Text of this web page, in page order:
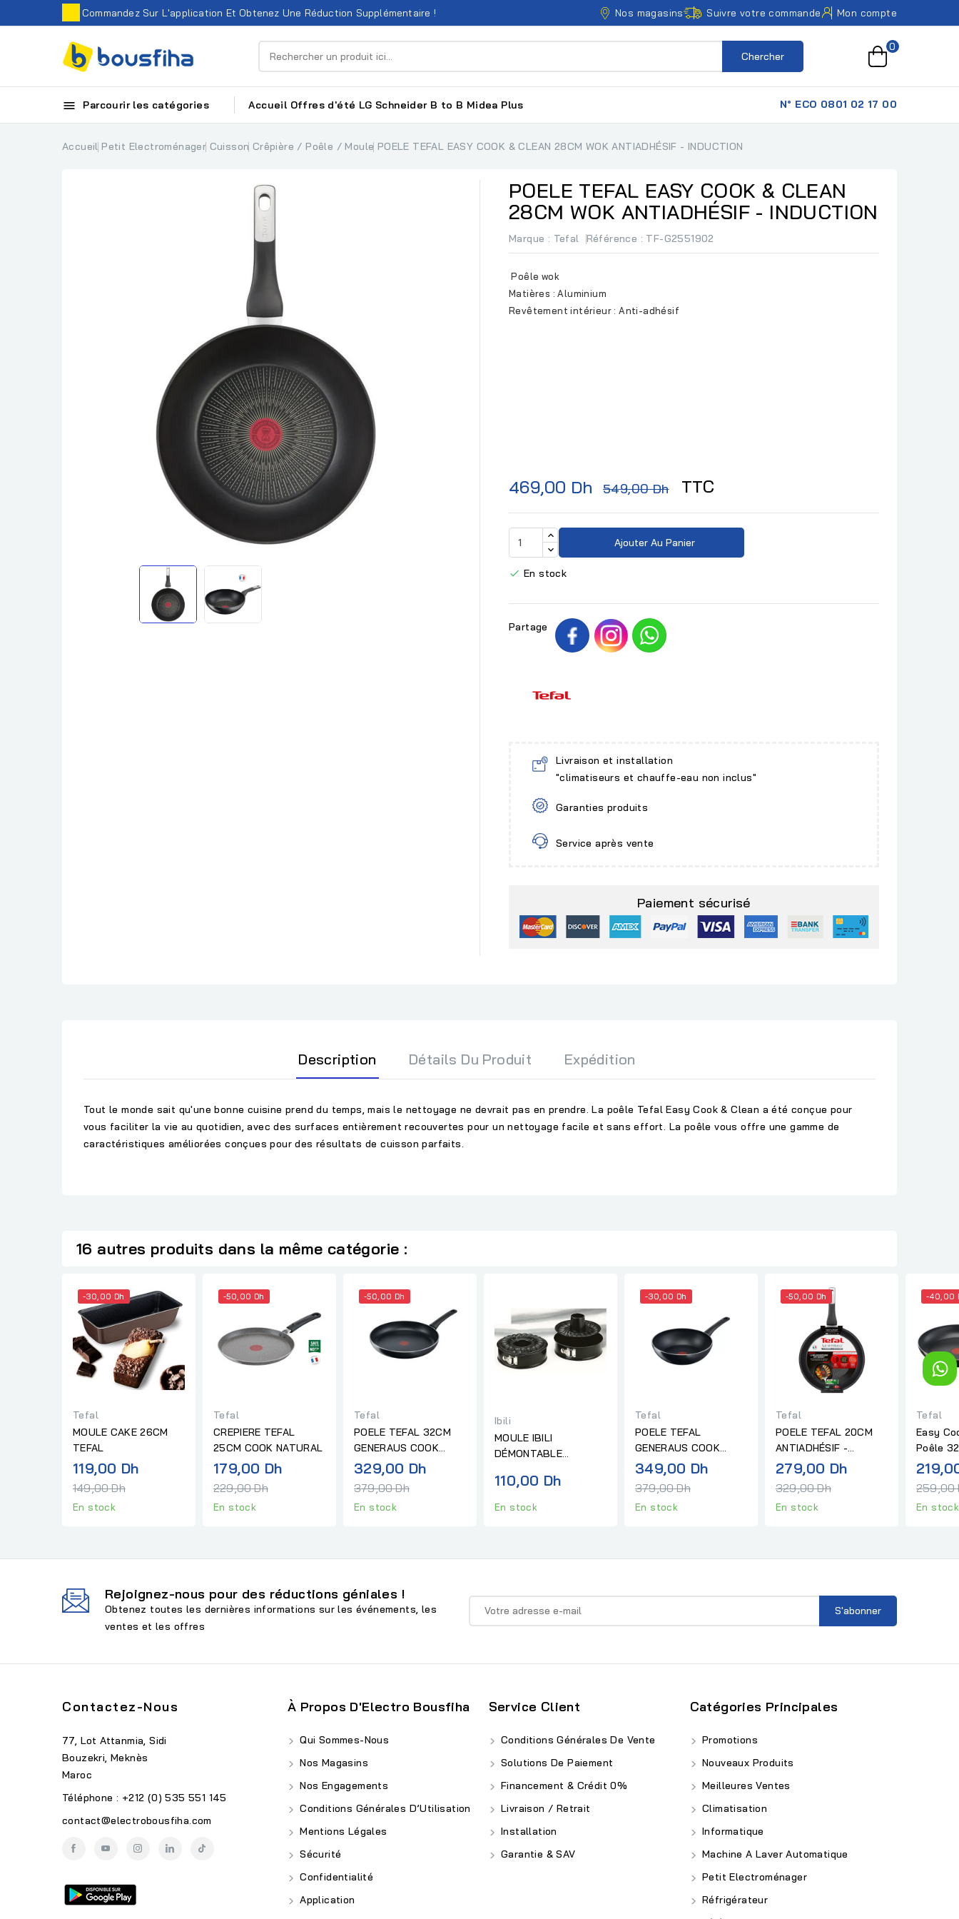
Commandez Sur L'application Et Obtenez Une Réduction Supplémentaire ! Nos magasins Suivre votre commande Mon compte
Chercher
0
 Parcourir les catégories Accueil Offres d'été LG Schneider B to B Midea Plus N° ECO 0801 02 17 00
Accueil Petit Electroménager Cuisson Crêpière / Poêle / Moule POELE TEFAL EASY COOK & CLEAN 28CM WOK ANTIADHÉSIF - INDUCTION
POELE TEFAL EASY COOK & CLEAN
28CM WOK ANTIADHÉSIF - INDUCTION
Marque : Tefal Référence : TF-G2551902
Poêle wok
Matières : Aluminium
Revêtement intérieur : Anti-adhésif
469,00 Dh 549,00 Dh TTC
Ajouter Au Panier
 En stock
Partage
Livraison et installation
"climatiseurs et chauffe-eau non inclus"
Garanties produits
Service après vente
Paiement sécurisé
Description Détails Du Produit Expédition
Tout le monde sait qu'une bonne cuisine prend du temps, mais le nettoyage ne devrait pas en prendre. La poêle Tefal Easy Cook & Clean a été conçue pour
vous faciliter la vie au quotidien, avec des surfaces entièrement recouvertes pour un nettoyage facile et sans effort. La poêle vous offre une gamme de
caractéristiques améliorées conçues pour des résultats de cuisson parfaits.
16 autres produits dans la même catégorie :
-30,00 Dh
Tefal
MOULE CAKE 26CM
TEFAL
119,00 DhPrix
149,00 Dh
En stock
-50,00 Dh
Tefal
CREPIERE TEFAL
25CM COOK NATURAL
179,00 DhPrix
229,00 Dh
En stock
-50,00 Dh
Tefal
POELE TEFAL 32CM
GENERAUS COOK
ANTIADHÉSIF -
INDUCTION
329,00 DhPrix
379,00 Dh
En stock
Ibili
MOULE IBILI
DÉMONTABLE
USAGES 26CM
110,00 Dh
En stock
-30,00 Dh
Tefal
POELE TEFAL
GENERAUS COOK
28CM ANTIADHÉSIF -
INDUCTI
349,00 DhPrix
379,00 Dh
En stock
-50,00 Dh
Tefal
POELE TEFAL 20CM
ANTIADHÉSIF -
INDUCTION
279,00 DhPrix
329,00 Dh
En stock
-40,00
Tefal
Easy
Poêle
259,00
En stock
Rejoignez-nous pour des réductions géniales !
Obtenez toutes les dernières informations sur les événements, les
ventes et les offres
Contactez-Nous
77, Lot Attanmia, Sidi
Bouzekri, Meknès
Maroc
Téléphone : +212 (0) 535 551 145
contact@electrobousfiha.com
À Propos D'Electro Bousfiha
Qui Sommes-Nous
Nos Magasins
Nos Engagements
Conditions Générales D’Utilisation
Mentions Légales
Sécurité
Confidentialité
Application
Service Client
Conditions Générales De Vente
Solutions De Paiement
Financement & Crédit 0%
Livraison / Retrait
Installation
Garantie & SAV
Catégories Principales
Promotions
Nouveaux Produits
Meilleures Ventes
Climatisation
Informatique
Machine A Laver Automatique
Petit Electroménager
Réfrigérateur